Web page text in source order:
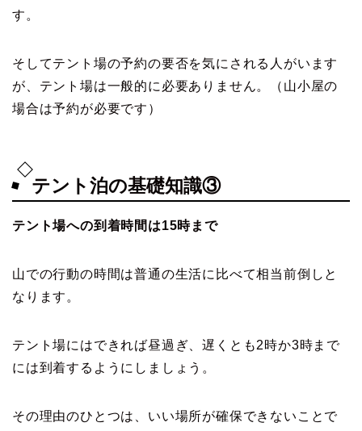
す。
そしてテント場の予約の要否を気にされる人がいます
が、テント場は一般的に必要ありません。（山小屋の
場合は予約が必要です）
テント泊の基礎知識③
テント場への到着時間は15時まで
山での行動の時間は普通の生活に比べて相当前倒しと
なります。
テント場にはできれば昼過ぎ、遅くとも2時か3時まで
には到着するようにしましょう。
その理由のひとつは、いい場所が確保できないことで